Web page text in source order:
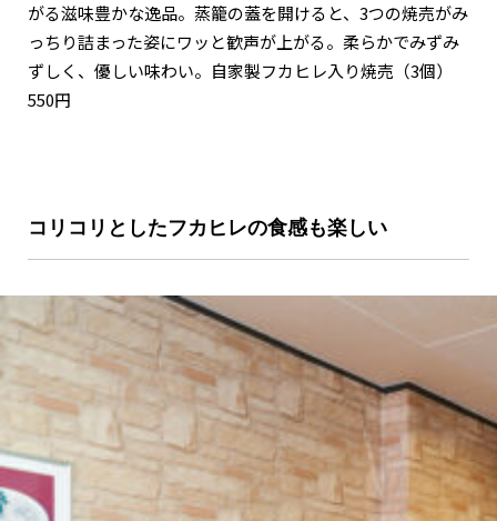
がる滋味豊かな逸品。蒸籠の蓋を開けると、3つの焼売がみ
っちり詰まった姿にワッと歓声が上がる。柔らかでみずみ
ずしく、優しい味わい。自家製フカヒレ入り焼売（3個）
550円
コリコリとしたフカヒレの食感も楽しい